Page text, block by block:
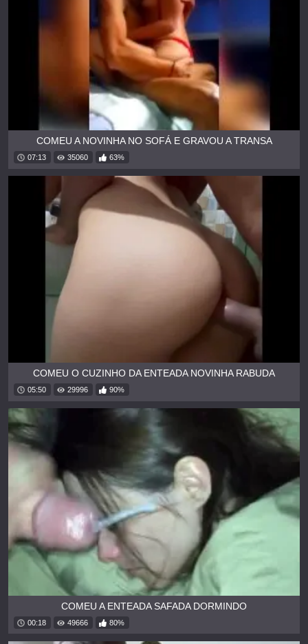
COMEU A NOVINHA NO SOFÁ E GRAVOU A TRANSA
07:13 35060 63%
COMEU O CUZINHO DA ENTEADA NOVINHA RABUDA
05:50 29996 90%
COMEU A ENTEADA SAFADA DORMINDO
00:18 49666 80%